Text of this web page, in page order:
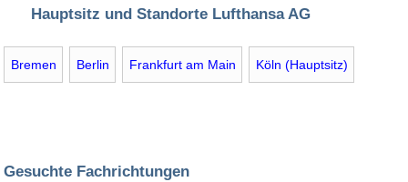
Hauptsitz und Standorte Lufthansa AG
Bremen Berlin Frankfurt am Main Köln (Hauptsitz)
Gesuchte Fachrichtungen